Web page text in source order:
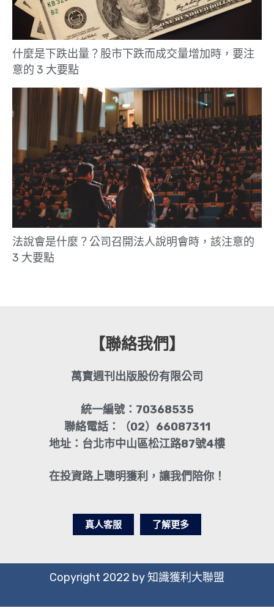
什麼是下跌出量？股市下跌而成交量增加時，要注
意的 3 大要點
法說會是什麼？公司召開法人說明會時，該注意的
3 大要點
【聯絡我們】
萬寶週刊出版股份有限公司
統一編號：70368535
聯絡電話：（02）66087311
地址：台北市中山區松江路87號4樓
在投資路上聰明獲利，讓我們陪你！
真人客服 了解更多
Copyright 2022 by 知識獲利大聯盟